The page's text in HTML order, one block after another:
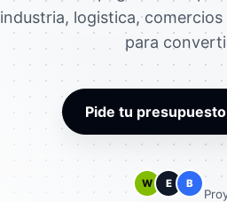
industria, logistica,
para
Pide tu
W E B